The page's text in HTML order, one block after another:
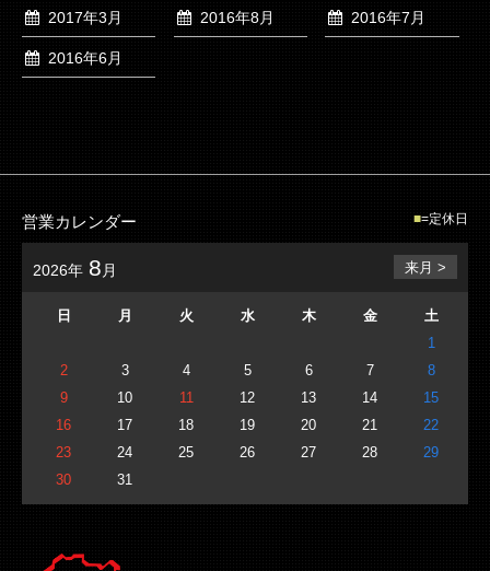
2017年3月 2016年8月 2016年7月
2016年6月
営業カレンダー =定休日
2026年 8 月 来月 >
日 月 火 水 木 金
土
1
2
3 4 5 6 7
8
9
10 11 12 13 14
15
16
17 18 19 20 21
22
23
24 25 26 27 28
29
30
31